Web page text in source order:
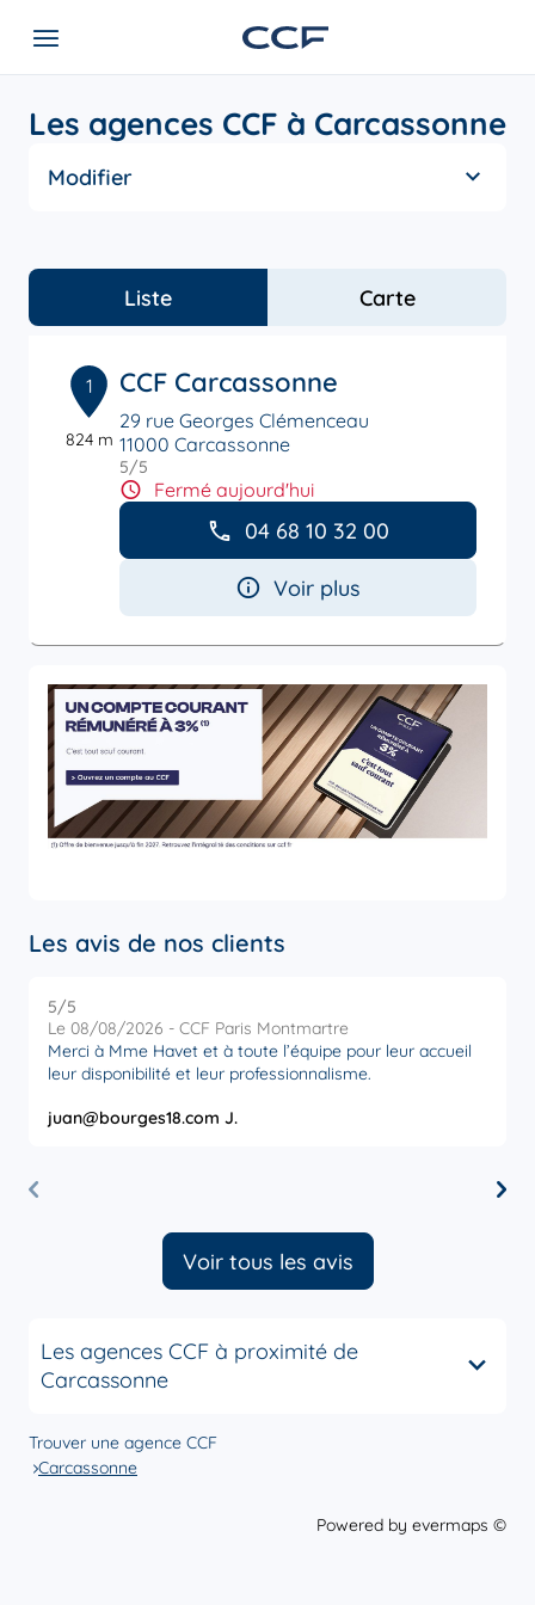
Les agences CCF à Carcassonne
Modifier
Liste Carte
1
824 m
CCF Carcassonne
29 rue Georges Clémenceau
11000 Carcassonne
5/5
Fermé aujourd'hui
04 68 10 32 00
Voir plus
Les avis de nos clients
5/5
Le 08/08/2026 - CCF Paris Montmartre
Merci à Mme Havet et à toute l’équipe pour leur accueil
leur disponibilité et leur professionnalisme.
juan@bourges18.com J.
Voir tous les avis
Les agences CCF à proximité de
Carcassonne
Trouver une agence CCF
Carcassonne
Powered by evermaps ©